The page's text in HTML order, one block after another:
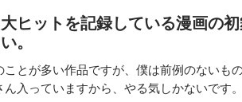
ヒットを記録している漫画の
。
とが多い作品ですが、僕は前例のないも
入っていますから、やる気しかないです。